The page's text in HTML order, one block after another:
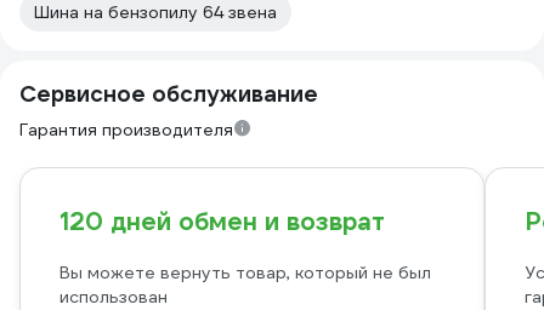
Шина на бензопилу 64 звена
Сервисное обслуживание
Гарантия производителя
120 дней обмен и возврат
Вы можете вернуть товар, который не был
использован